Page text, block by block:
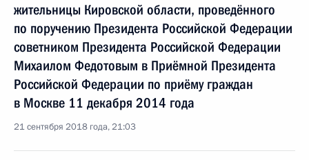
жительницы Кировской области, проведённого
по поручению Президента Российской Федерации
советником Президента Российской Федерации
Михаилом Федотовым в Приёмной Президента
Российской Федерации по приёму граждан
в Москве 11 декабря 2014 года
21 сентября 2018 года, 21:03